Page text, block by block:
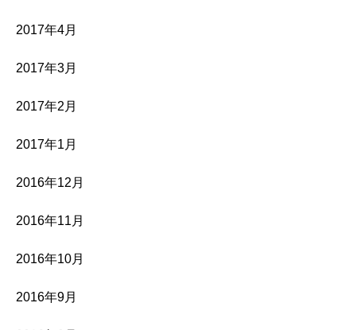
2017年4月
2017年3月
2017年2月
2017年1月
2016年12月
2016年11月
2016年10月
2016年9月